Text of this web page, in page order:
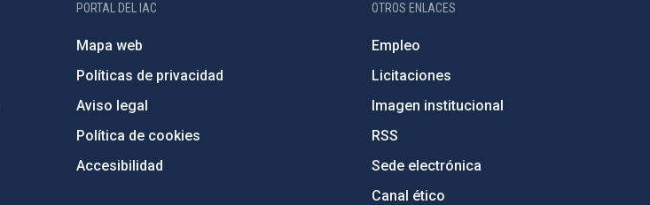
PORTAL DEL IAC
Mapa web
Políticas de privacidad
Aviso legal
Política de cookies
Accesibilidad
OTROS ENLACES
Empleo
Licitaciones
Imagen institucional
RSS
Sede electrónica
Canal ético